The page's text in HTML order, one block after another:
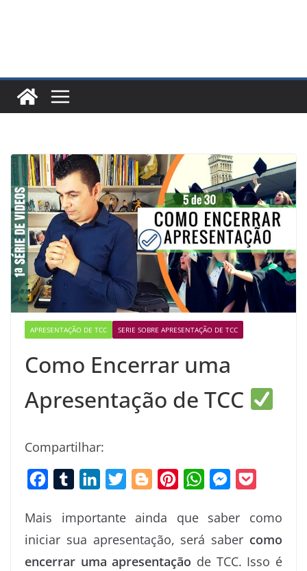
APRESENTAÇÃO DE TCC SERIE SOBRE APRESENTAÇÃO DE TCC
Como Encerrar uma
Apresentação de TCC
Compartilhar:
c
e
b
m
b
l
n
k
e
t
t
o
g
g
n
t
e
W
a
s
M
s
s
e
c
k
e
Mais importante ainda que saber como
iniciar sua apresentação, será saber como
encerrar uma apresentação de TCC. Isso é